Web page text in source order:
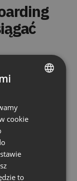
może się
jeśli do
mogą one
być
klientów
rozwiązań czy
online.
kluczowych
się
FRENCH
RUSSIAN
SPANISH
cookie
to